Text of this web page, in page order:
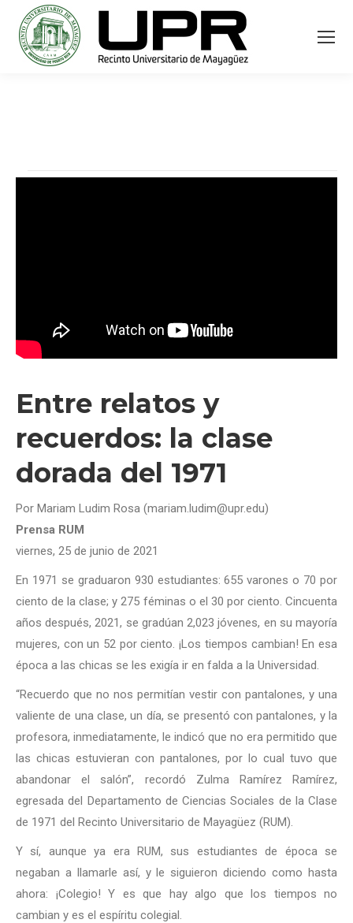
Entre relatos y
recuerdos: la clase
dorada del 1971
Por Mariam Ludim Rosa (mariam.ludim@upr.edu)
Prensa RUM
viernes, 25 de junio de 2021
En 1971 se graduaron 930 estudiantes: 655 varones o 70 por
ciento de la clase; y 275 féminas o el 30 por ciento. Cincuenta
años después, 2021, se gradúan 2,023 jóvenes, en su mayoría
mujeres, con un 52 por ciento. ¡Los tiempos cambian! En esa
época a las chicas se les exigía ir en falda a la Universidad.
“Recuerdo que no nos permitían vestir con pantalones, y una
valiente de una clase, un día, se presentó con pantalones, y la
profesora, inmediatamente, le indicó que no era permitido que
las chicas estuvieran con pantalones, por lo cual tuvo que
abandonar el salón”, recordó Zulma Ramírez Ramírez,
egresada del Departamento de Ciencias Sociales de la Clase
de 1971 del Recinto Universitario de Mayagüez (RUM).
Y sí, aunque ya era RUM, sus estudiantes de época se
negaban a llamarle así, y le siguieron diciendo como hasta
ahora: ¡Colegio! Y es que hay algo que los tiempos no
cambian y es el espíritu colegial.